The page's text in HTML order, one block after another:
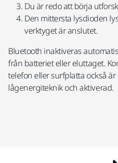
Du är redo att börja
Den mittersta lysdioden
verktyget är anslutet.
Bluetooth inaktiveras
från batteriet eller eluttaget.
telefon eller surfplatta också
lågenergiteknik och aktiverad.